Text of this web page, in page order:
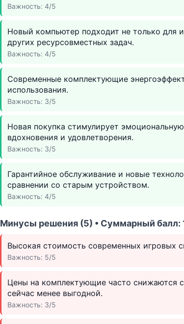
Важность: 4/5
Новый компьютер подходит не только для
других ресурсовместных задач.
Важность: 4/5
Современные комплектующие
использования.
Важность: 3/5
Новая покупка стимулирует
вдохновения и удовлетворения.
Важность: 3/5
Гарантийное обслуживание и новые
сравнении со старым устройством.
Важность: 4/5
Минусы решения (5) • Суммарный балл:
Высокая стоимость современных игровых
Важность: 5/5
Цены на комплектующие часто снижаются
сейчас менее выгодной.
Важность: 3/5